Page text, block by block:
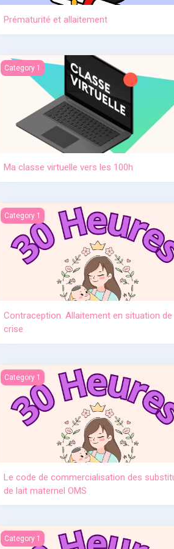
Prématurité et allaitement
Ma classe virtuelle vers les 100h
Category 1
Ma classe virtuelle vers les 100h
Contraception. Allaitement en situation de
Category 1
Contraception. Allaitement en situation de
crise
Le code de commercialisation des
Category 1
Le code de commercialisation des
de lait maternel OMS
Manque de lait et relactation
Category 1